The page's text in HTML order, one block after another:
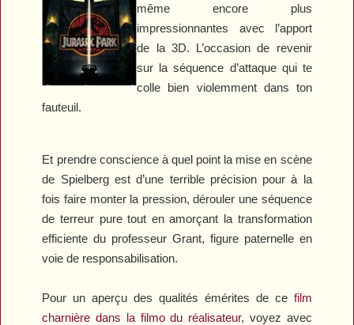
même encore plus
impressionnantes avec l’apport
de la 3D. L’occasion de revenir
sur la séquence d’attaque qui te
colle bien violemment dans ton
fauteuil.
Et prendre conscience à quel point la mise en scène
de Spielberg est d’une terrible précision pour à la
fois faire monter la pression, dérouler une séquence
de terreur pure tout en amorçant la transformation
efficiente du professeur Grant, figure paternelle en
voie de responsabilisation.
Pour un aperçu des qualités émérites de ce film
charnière dans la filmo du réalisateur, voyez avec